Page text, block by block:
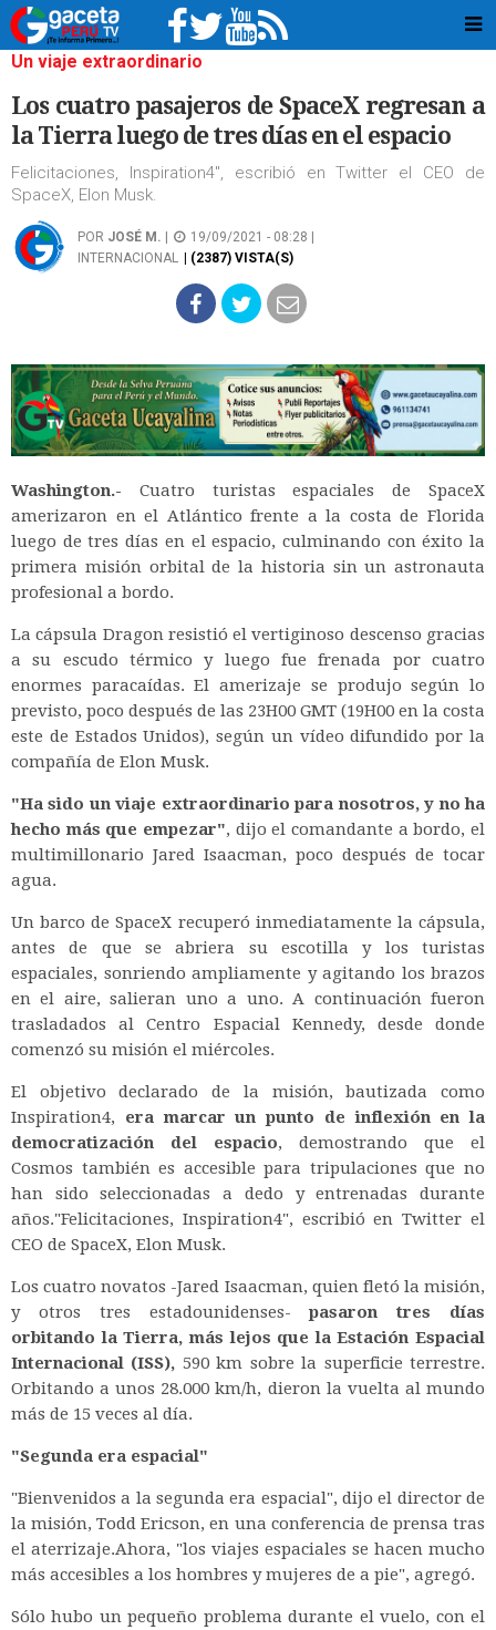
Un viaje extraordinario
Los cuatro pasajeros de SpaceX regresan a
la Tierra luego de tres días en el espacio
Felicitaciones, Inspiration4", escribió en Twitter el CEO de
SpaceX, Elon Musk.
POR JOSÉ M.
19/09/2021 - 08:28 |
INTERNACIONAL
| (2387) VISTA(S)
Washington.- Cuatro turistas espaciales de SpaceX
amerizaron en el Atlántico frente a la costa de Florida
luego de tres días en el espacio, culminando con éxito la
primera misión orbital de la historia sin un astronauta
profesional a bordo.
La cápsula Dragon resistió el vertiginoso descenso gracias
a su escudo térmico y luego fue frenada por cuatro
enormes paracaídas. El amerizaje se produjo según lo
previsto, poco después de las 23H00 GMT (19H00 en la costa
este de Estados Unidos), según un vídeo difundido por la
compañía de Elon Musk.
"Ha sido un viaje extraordinario para nosotros, y no ha
hecho más que empezar", dijo el comandante a bordo, el
multimillonario Jared Isaacman, poco después de tocar
agua.
Un barco de SpaceX recuperó inmediatamente la cápsula,
antes de que se abriera su escotilla y los turistas
espaciales, sonriendo ampliamente y agitando los brazos
en el aire, salieran uno a uno. A continuación fueron
trasladados al Centro Espacial Kennedy, desde donde
comenzó su misión el miércoles.
El objetivo declarado de la misión, bautizada como
Inspiration4, era marcar un punto de inflexión en la
democratización del espacio, demostrando que el
Cosmos también es accesible para tripulaciones que no
han sido seleccionadas a dedo y entrenadas durante
años."Felicitaciones, Inspiration4", escribió en Twitter el
CEO de SpaceX, Elon Musk.
Los cuatro novatos -Jared Isaacman, quien fletó la misión,
y otros tres estadounidenses-pasaron tres días
orbitando la Tierra, más lejos que la Estación Espacial
Internacional (ISS), 590 km sobre la superficie terrestre.
Orbitando a unos 28.000 km/h, dieron la vuelta al mundo
más de 15 veces al día.
"Segunda era espacial"
"Bienvenidos a la segunda era espacial", dijo el director de
la misión, Todd Ericson, en una conferencia de prensa tras
el aterrizaje.Ahora, "los viajes espaciales se hacen mucho
más accesibles a los hombres y mujeres de a pie", agregó.
Sólo hubo un pequeño problema durante el vuelo, con el